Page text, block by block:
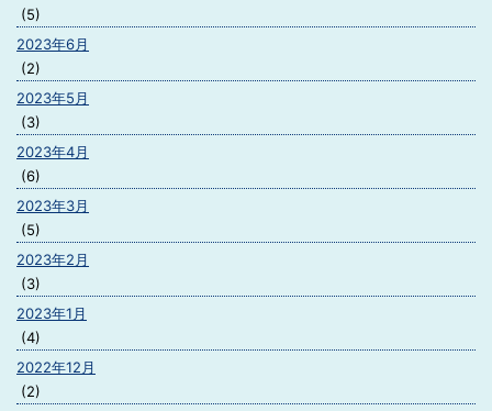
(5)
2023年6月
(2)
2023年5月
(3)
2023年4月
(6)
2023年3月
(5)
2023年2月
(3)
2023年1月
(4)
2022年12月
(2)